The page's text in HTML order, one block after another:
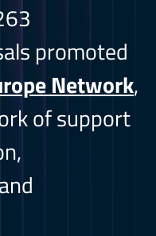
promoted
Network,
of support